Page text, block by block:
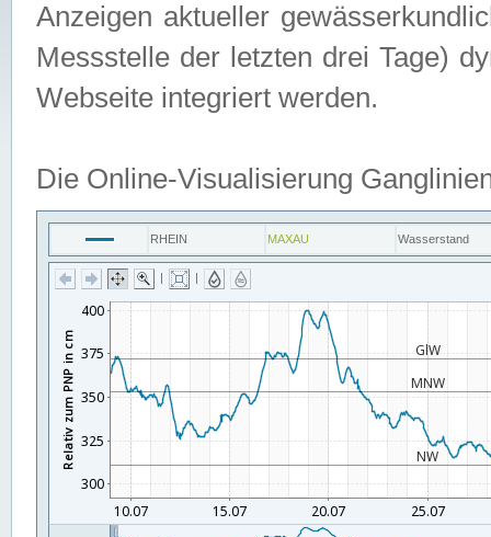
Anzeigen aktueller
Messstelle der letzten drei Tage)
Webseite integriert werden.
Die Online-Visualisierung